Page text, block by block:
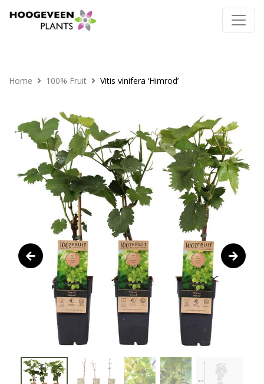
Home 100% Fruit Vitis vinifera ‘Himrod’